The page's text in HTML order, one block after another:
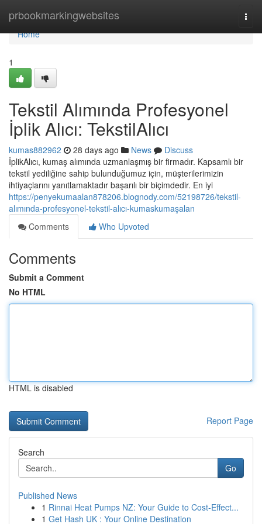
prbookmarkingwebsites
Home
Home
1
Tekstil Alımında Profesyonel
İplik Alıcı: TekstilAlıcı
kumas882962 28 days ago News
Discuss
İplikAlıcı, kumaş alımında uzmanlaşmış bir firmadır. Kapsamlı bir
tekstil yediliğine sahip bulunduğumuz için, müşterilerimizin
ihtiyaçlarını yanıtlamaktadır başarılı bir biçimdedir. En iyi
https://penyekumaalan878206.blognody.com/52198726/tekstil-
alımında-profesyonel-tekstil-alıcı-kumaskumaşalan
Comments
Who Upvoted
Comments
Submit a Comment
No HTML
HTML is disabled
Report Page
Search
Go
Published News
1 Rinnai Heat Pumps NZ: Your Guide to Cost-Effect...
1 Get Hash UK : Your Online Destination